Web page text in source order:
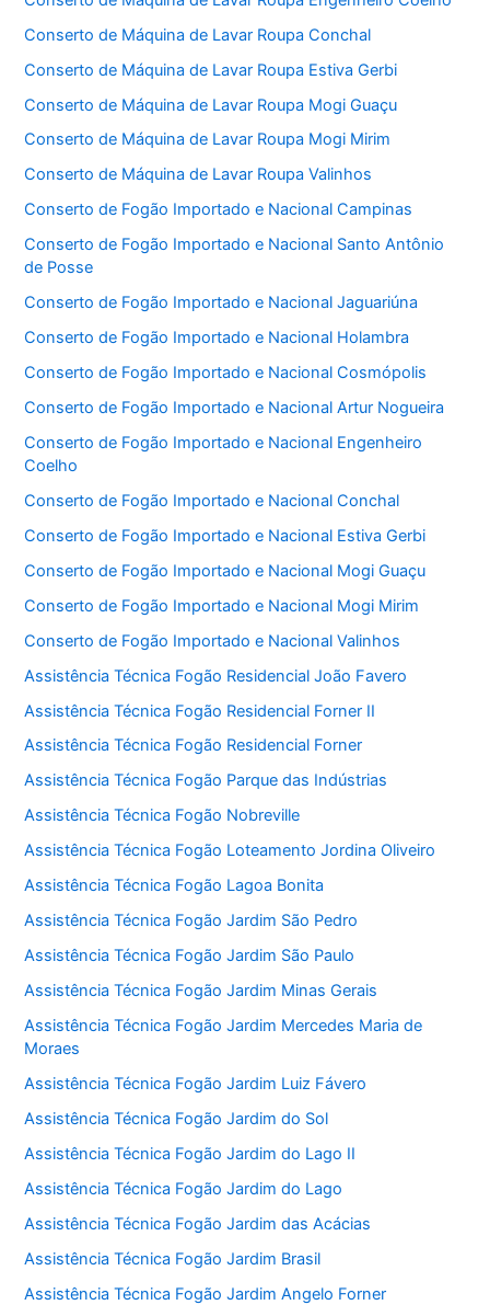
Conserto de Máquina de Lavar Roupa Conchal
Conserto de Máquina de Lavar Roupa Estiva Gerbi
Conserto de Máquina de Lavar Roupa Mogi Guaçu
Conserto de Máquina de Lavar Roupa Mogi Mirim
Conserto de Máquina de Lavar Roupa Valinhos
Conserto de Fogão Importado e Nacional Campinas
Conserto de Fogão Importado e Nacional Santo Antônio
de Posse
Conserto de Fogão Importado e Nacional Jaguariúna
Conserto de Fogão Importado e Nacional Holambra
Conserto de Fogão Importado e Nacional Cosmópolis
Conserto de Fogão Importado e Nacional Artur Nogueira
Conserto de Fogão Importado e Nacional Engenheiro
Coelho
Conserto de Fogão Importado e Nacional Conchal
Conserto de Fogão Importado e Nacional Estiva Gerbi
Conserto de Fogão Importado e Nacional Mogi Guaçu
Conserto de Fogão Importado e Nacional Mogi Mirim
Conserto de Fogão Importado e Nacional Valinhos
Assistência Técnica Fogão Residencial João Favero
Assistência Técnica Fogão Residencial Forner II
Assistência Técnica Fogão Residencial Forner
Assistência Técnica Fogão Parque das Indústrias
Assistência Técnica Fogão Nobreville
Assistência Técnica Fogão Loteamento Jordina Oliveiro
Assistência Técnica Fogão Lagoa Bonita
Assistência Técnica Fogão Jardim São Pedro
Assistência Técnica Fogão Jardim São Paulo
Assistência Técnica Fogão Jardim Minas Gerais
Assistência Técnica Fogão Jardim Mercedes Maria de
Moraes
Assistência Técnica Fogão Jardim Luiz Fávero
Assistência Técnica Fogão Jardim do Sol
Assistência Técnica Fogão Jardim do Lago II
Assistência Técnica Fogão Jardim do Lago
Assistência Técnica Fogão Jardim das Acácias
Assistência Técnica Fogão Jardim Brasil
Assistência Técnica Fogão Jardim Angelo Forner